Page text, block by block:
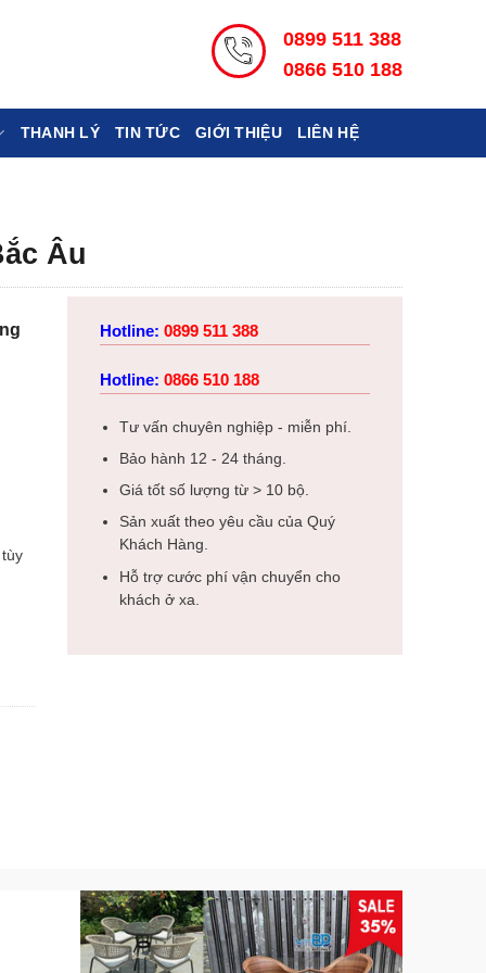
0899 511 388
0866 510 188
THANH LÝ TIN TỨC GIỚI THIỆU LIÊN HỆ
Âu
Hotline: 0899 511 388
Hotline: 0866 510 188
Tư vấn chuyên nghiệp - miễn phí.
Bảo hành 12 - 24 tháng.
Giá tốt số lượng từ > 10 bộ.
Sản xuất theo yêu cầu của Quý
Khách Hàng.
Hỗ trợ cước phí vận chuyển cho
khách ở xa.